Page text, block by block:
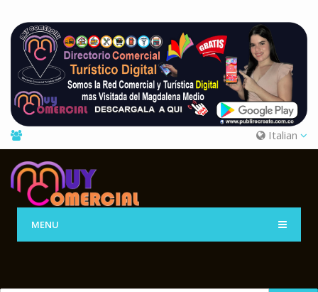
Italian
MENU